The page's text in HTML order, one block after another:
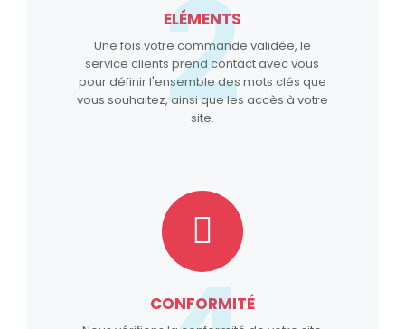
ELÉMENTS
Une fois votre commande validée, le
service clients prend contact avec vous
pour définir l'ensemble des mots clés que
vous souhaitez, ainsi que les accès à votre
site.
2
CONFORMITÉ